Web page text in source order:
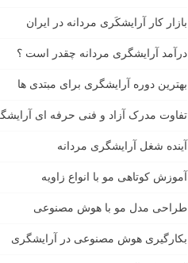
بازار كار آرايشكَرى مردانه در ايران
درآمد آرایشگری مردانه چقدر است ؟
بهترین دوره آرایشگری برای مبتدی ها
تفاوت مدرک آزاد و فنی حرفه ای
آینده شغل آرایشگری مردانه
آموزش کوتاهی مو با انواع زاویه
طراحی مدل مو با هوش مصنوعی
بکارگیری هوش مصنوعی در آرایشگری